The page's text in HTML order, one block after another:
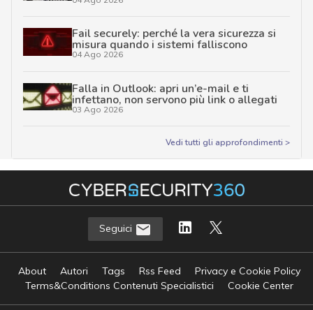
Fail securely: perché la vera sicurezza si
misura quando i sistemi falliscono
04 Ago 2026
Falla in Outlook: apri un’e-mail e ti
infettano, non servono più link o allegati
03 Ago 2026
Vedi tutti gli approfondimenti >
Seguici
About Autori Tags Rss Feed
Privacy e Cookie Policy
Terms&Conditions Contenuti Specialistici
Cookie Center